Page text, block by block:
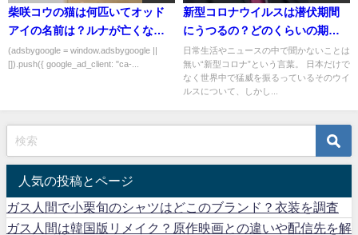
柴咲コウの猫は何匹いてオッド
アイの名前は？ルナが亡くなっ
た死因は？
(adsbygoogle = window.adsbygoogle ||
[]).push({ google_ad_client: "ca-...
新型コロナウイルスは潜伏期間
にうつるの？どのくらいの期間
あるの？
日常生活やニュースの中で聞かないことは
無い“新型コロナ”という言葉。 日本だけで
なく世界中で猛威を振るっているそのウイ
ルスについて、しかし...
人気の投稿とページ
ガス人間で小栗旬のシャツはどこのブランド？衣装を調査
ガス人間は韓国版リメイク？原作映画との違いや配信先を解